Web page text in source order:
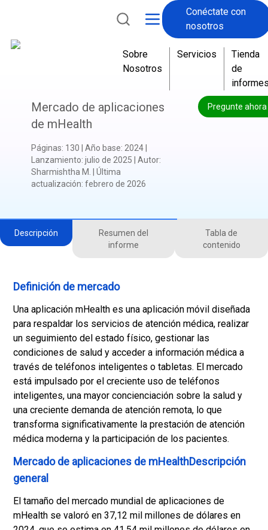
Conéctate con
nosotros
Sobre
Nosotros
Servicios
Tienda
de
Pregunte ahora
Mercado de aplicaciones
de mHealth
Páginas: 130 Año base: 2024
Lanzamiento: julio de 2025 Autor:
Sharmishtha M.
Última
actualización: febrero de 2026
Descripción
Resumen del
informe
Tabla de
contenido
Definición de mercado
Una aplicación mHealth es una aplicación móvil diseñada
para respaldar los servicios de atención médica, realizar
un seguimiento del estado físico, gestionar las
condiciones de salud y acceder a información médica a
través de teléfonos inteligentes o tabletas. El mercado
está impulsado por el creciente uso de teléfonos
inteligentes, una mayor concienciación sobre la salud y
una creciente demanda de atención remota, lo que
transforma significativamente la prestación de atención
médica moderna y la participación de los pacientes.
Mercado de aplicaciones de mHealthDescripción
general
El tamaño del mercado mundial de aplicaciones de
mHealth se valoró en 37,12 mil millones de dólares en